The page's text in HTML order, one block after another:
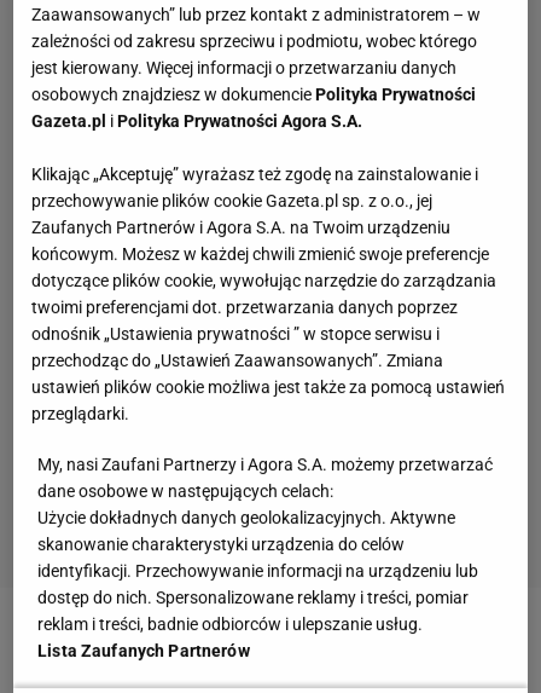
Zobacz wideoKarol Czubak powołany do
Zaawansowanych” lub przez kontakt z administratorem – w
zależności od zakresu sprzeciwu i podmiotu, wobec którego
jest kierowany. Więcej informacji o przetwarzaniu danych
osobowych znajdziesz w dokumenciePolityka Prywatności
Gazeta.pl iPolityka Prywatności Agora S.A.
Klikając „Akceptuję” wyrażasz też zgodę na zainstalowanie i
przechowywanie plików cookie Gazeta.pl sp. z o.o., jej
Zaufanych Partnerów i Agora S.A. na Twoim urządzeniu
końcowym. Możesz w każdej chwili zmienić swoje preferencje
dotyczące plików cookie, wywołując narzędzie do zarządzania
twoimi preferencjami dot. przetwarzania danych poprzez
odnośnik „Ustawienia prywatności ” w stopce serwisu i
przechodząc do „Ustawień Zaawansowanych”. Zmiana
ustawień plików cookie możliwa jest także za pomocą ustawień
przeglądarki.
My, nasi Zaufani Partnerzy i Agora S.A. możemy przetwarzać
dane osobowe w następujących celach:
Użycie dokładnych danych geolokalizacyjnych. Aktywne
skanowanie charakterystyki urządzenia do celów
identyfikacji. Przechowywanie informacji na urządzeniu lub
dostęp do nich. Spersonalizowane reklamy i treści, pomiar
reklam i treści, badnie odbiorców i ulepszanie usług.
Lista Zaufanych Partnerów